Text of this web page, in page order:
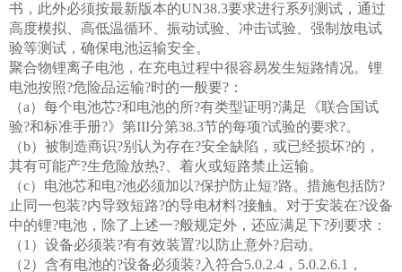
书，此外必须按最新版本的UN38.3要求进行系列测试，通过
高度模拟、高低温循环、振动试验、冲击试验、强制放电试
验等测试，确保电池运输安全。
聚合物锂离子电池，在充电过程中很容易发生短路情况。锂
电池按照?危险品运输?时的一般要?：
（a）每个电池芯?和电池的所?有类型证明?满足《联合国试
验?和标准手册?》第III分第38.3节的每项?试验的要求?。
（b）被制造商识?别认为存在?安全缺陷，或已经损坏?的，
其有可能产?生危险放热?、着火或短路禁止运输。
（c）电池芯和电?池必须加以?保护防止短?路。措施包括防?
止同一包装?内导致短路?的导电材料?接触。对于安装在?设备
中的锂?电池，除了上述一?般规定外，还应满足下?列要求：
（1）设备必须装?有有效装置?以防止意外?启动。
（2）含有电池的?设备必须装?入符合5.0.2.4，5.0.2.6.1，